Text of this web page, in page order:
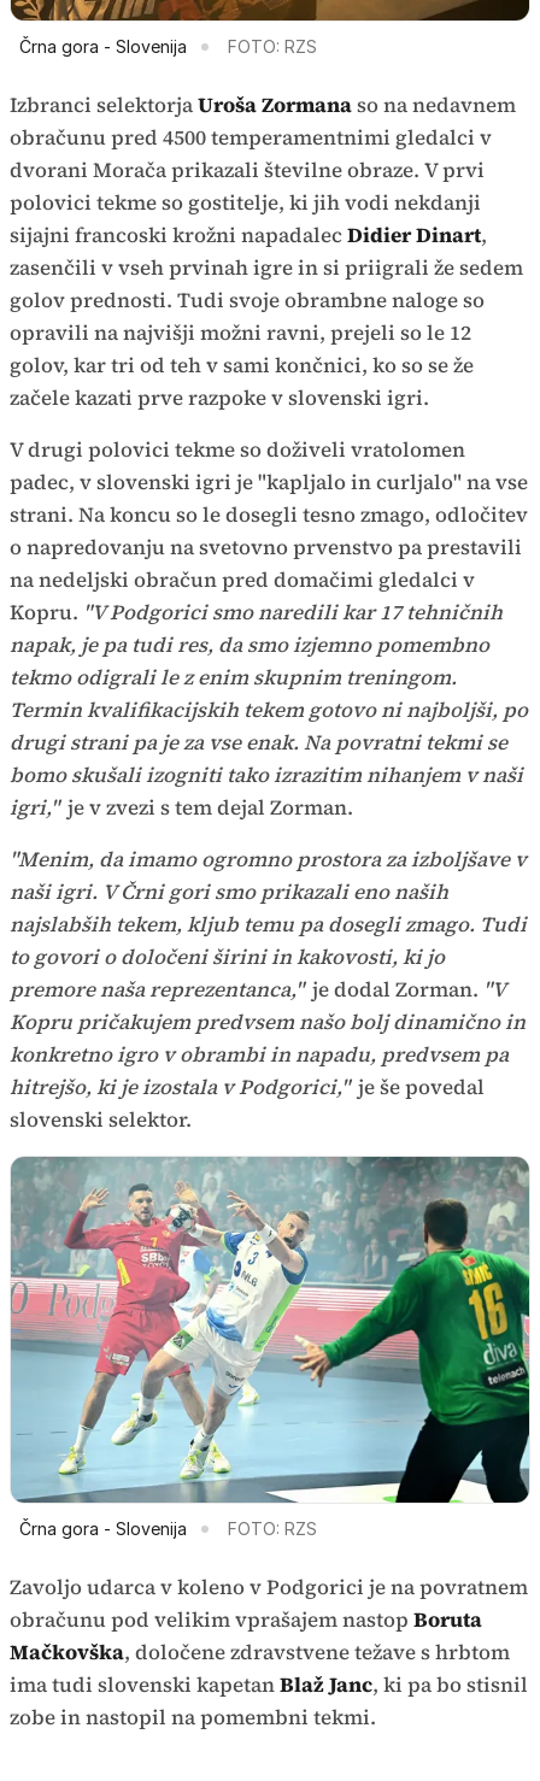
Črna gora - Slovenija FOTO: RZS
Izbranci selektorjaUroša Zormanaso na nedavnem
obračunu pred 4500 temperamentnimi gledalci v
dvorani Morača prikazali številne obraze. V prvi
polovici tekme so gostitelje, ki jih vodi nekdanji
sijajni francoski krožni napadalecDidier Dinart,
zasenčili v vseh prvinah igre in si priigrali že sedem
golov prednosti. Tudi svoje obrambne naloge so
opravili na najvišji možni ravni, prejeli so le 12
golov, kar tri od teh v sami končnici, ko so se že
začele kazati prve razpoke v slovenski igri.
V drugi polovici tekme so doživeli vratolomen
padec, v slovenski igri je "kapljalo in curljalo" na vse
strani. Na koncu so le dosegli tesno zmago, odločitev
o napredovanju na svetovno prvenstvo pa prestavili
na nedeljski obračun pred domačimi gledalci v
Kopru. "V Podgorici smo naredili kar 17 tehničnih
napak, je pa tudi res, da smo izjemno pomembno
tekmo odigrali le z enim skupnim treningom.
Termin kvalifikacijskih tekem gotovo ni najboljši, po
drugi strani pa je za vse enak. Na povratni tekmi se
bomo skušali izogniti tako izrazitim nihanjem v naši
igri," je v zvezi s tem dejal Zorman.
"Menim, da imamo ogromno prostora za izboljšave v
naši igri. V Črni gori smo prikazali eno naših
najslabših tekem, kljub temu pa dosegli zmago. Tudi
to govori o določeni širini in kakovosti, ki jo
premore naša reprezentanca," je dodal Zorman. "V
Kopru pričakujem predvsem našo bolj dinamično in
konkretno igro v obrambi in napadu, predvsem pa
hitrejšo, ki je izostala v Podgorici," je še povedal
slovenski selektor.
Črna gora - Slovenija FOTO: RZS
Zavoljo udarca v koleno v Podgorici je na povratnem
obračunu pod velikim vprašajem nastop Boruta
Mačkovška, določene zdravstvene težave s hrbtom
ima tudi slovenski kapetanBlaž Janc, ki pa bo stisnil
zobe in nastopil na pomembni tekmi.